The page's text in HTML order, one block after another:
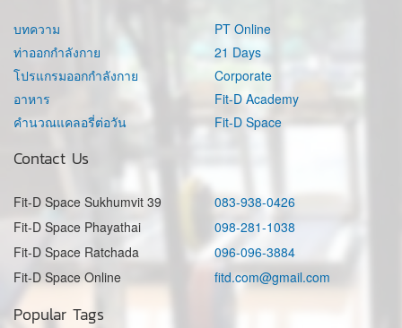
บทความ
ท่าออกกำลังกาย
โปรแกรมออกกำลังกาย
อาหาร
คำนวณแคลอรี่ต่อวัน
PT Online
21 Days
Corporate
Fit-D Academy
Fit-D Space
Contact Us
Fit-D Space Sukhumvit 39
083-938-0426
Fit-D Space Phayathai
098-281-1038
Fit-D Space Ratchada
096-096-3884
Fit-D Space Online
fitd.com@gmail.com
Popular Tags